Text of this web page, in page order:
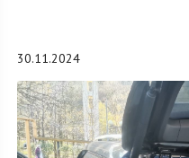
30.11.2024